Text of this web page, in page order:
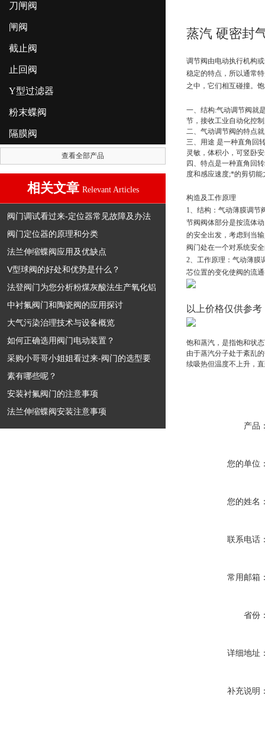
刀闸阀
闸阀
截止阀
止回阀
Y型过滤器
粉末蝶阀
隔膜阀
查看全部产品
相关文章 Relevant Articles
阀门调试看过来-定位器常见故障及办法
阀门定位器的原理和分类
法兰伸缩蝶阀应用及优缺点
V型球阀的好处和优势是什么？
法登阀门为您分析粉煤灰酸法生产氧化铝
中衬氟阀门和陶瓷阀的应用探讨
大气污染治理技术与设备概览
如何正确选用阀门电动装置？
采购小哥哥小姐姐看过来-阀门的选型要
素有哪些呢？
安装衬氟阀门的注意事项
法兰伸缩蝶阀安装注意事项
蒸汽 硬密封
调节阀由电动执行机构
稳定的特点，所以通常
之中，它们相互碰撞。
一、结构:气动调节阀就
节，接收工业自动化控
二、气动调节阀的特点
三、用途 是一种直角回
灵敏，体积小，可竖卧
四、特点是一种直角回
度和感应速度;*的剪切能
构造及工作原理
1、结构：气动薄膜调节
节阀阀体部分是按流体
的安全出发，考虑到当
阀门处在一个对系统安
2、工作原理：气动薄
芯位置的变化使阀的流
以上价格仅供参考
饱和蒸汽，是指饱和状
由于蒸汽分子处于紊乱
续吸热但温度不上升，
产品
您的单位
您的姓名
联系电话
常用邮箱
省份
详细地址
补充说明